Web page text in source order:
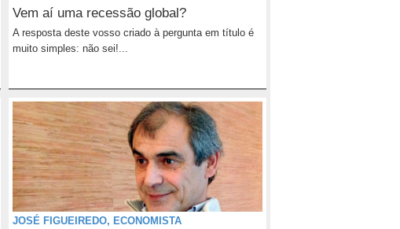
Vem aí uma recessão global?
A resposta deste vosso criado à pergunta em título é
muito simples: não sei!...
JOSÉ FIGUEIREDO, ECONOMISTA